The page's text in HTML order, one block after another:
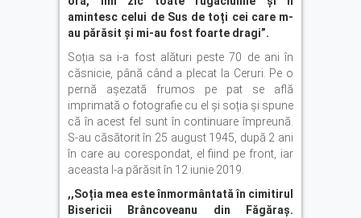
amintesc celui de Sus de toți cei care m-
au părăsit și mi-au fost foarte dragi”.
Soția sa i-a fost alături peste 70 de ani în
căsnicie, până când a plecat la Ceruri. Pe o
pernă așezată frumos pe pat se află
imprimată o fotografie cu el și soția și spune
că în acest fel sunt în continuare împreună.
S-au căsătorit în 25 august 1945, după 2 ani
în care au corespondat, el fiind pe front, iar
aceasta l-a părăsit în 12 iunie 2019.
,,Soția mea este înmormântată în cimitirul
Bisericii Brâncoveanu din Făgăraș.